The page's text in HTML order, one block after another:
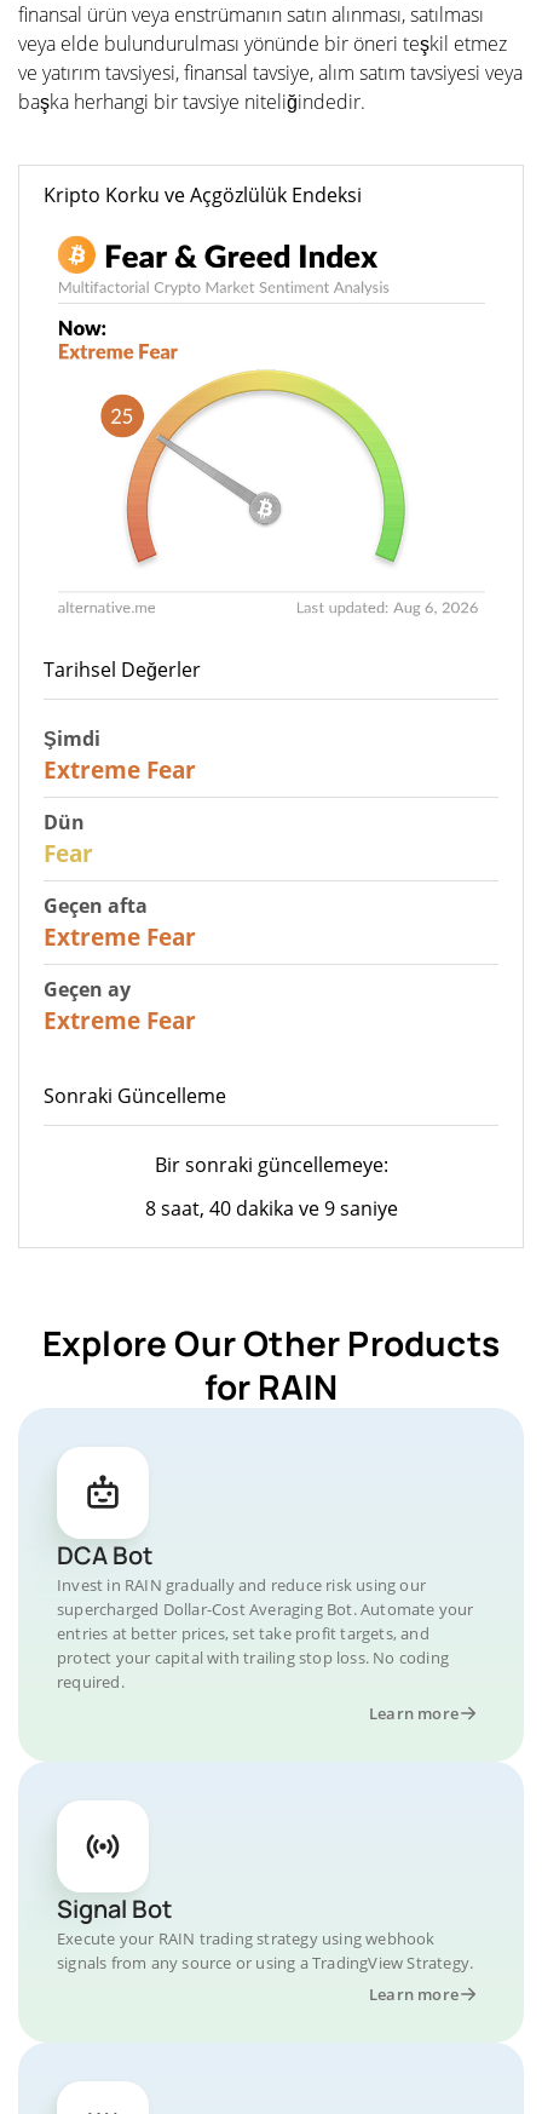
finansal ürün veya enstrümanın satın alınması, satılması
veya elde bulundurulması yönünde bir öneri teşkil etmez
ve yatırım tavsiyesi, finansal tavsiye, alım satım tavsiyesi veya
başka herhangi bir tavsiye niteliğindedir.
Kripto Korku ve Açgözlülük Endeksi
Tarihsel Değerler
Şimdi
Extreme Fear
Dün
Fear
Geçen afta
Extreme Fear
Geçen ay
Extreme Fear
Sonraki Güncelleme
Bir sonraki güncellemeye:
8 saat, 40 dakika ve 9 saniye
Explore Our Other Products
for RAIN
DCA Bot
Invest in RAIN gradually and reduce risk using our
supercharged Dollar-Cost Averaging Bot. Automate your
entries at better prices, set take profit targets, and
protect your capital with trailing stop loss. No coding
required.
Learn more
Signal Bot
Execute your RAIN trading strategy using webhook
signals from any source or using a TradingView Strategy.
Learn more